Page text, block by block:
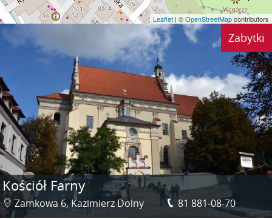
Leaflet | ©OpenStreetMapcontributors
Zabytki
Kościół Farny
Zamkowa 6, Kazimierz Dolny 81 881-08-70